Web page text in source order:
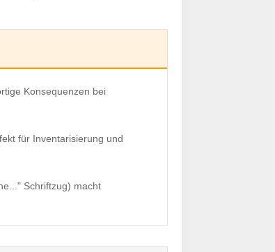
Konsequenzen bei
für Inventarisierung und
Schriftzug) macht